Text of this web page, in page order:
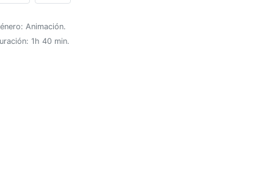
Animación.
1h 40 min.